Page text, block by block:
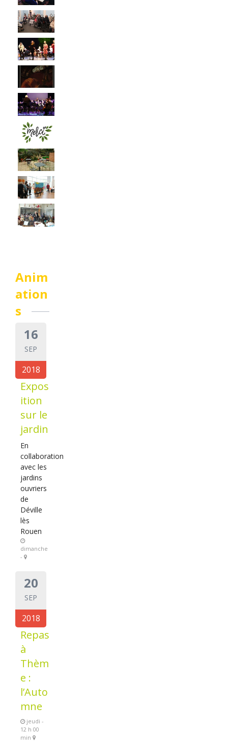
Anim
ation
s
16
SEP
2018
Expos
ition
sur le
jardin
En
collaboration
avec les
jardins
ouvriers
de
Déville
lès
Rouen
dimanche
-
20
SEP
2018
Repas
à
Thèm
e :
l’Auto
mne
jeudi -
12 h 00
min